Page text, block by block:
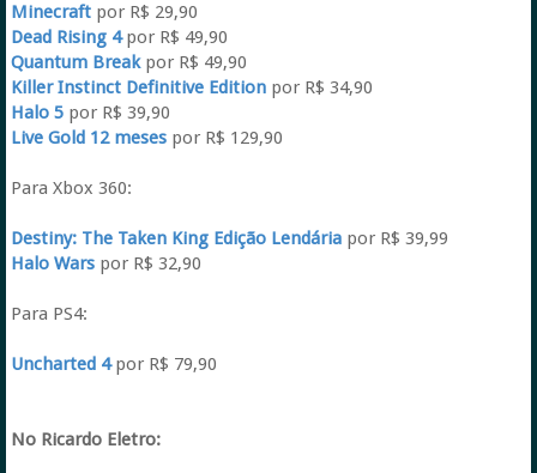
Minecraftpor R$ 29,90
Dead Rising 4por R$ 49,90
Quantum Break por R$ 49,90
Killer Instinct Definitive Editionpor R$ 34,90
Halo 5por R$ 39,90
Live Gold 12 mesespor R$ 129,90
Para Xbox 360:
Destiny: The Taken King Edição Lendária por R$ 39,99
Halo Warspor R$ 32,90
Para PS4:
Uncharted 4por R$ 79,90
No Ricardo Eletro: